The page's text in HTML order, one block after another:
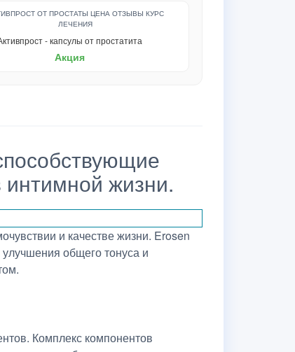
- капсулы от простатита
Акция
жизни.
и качестве жизни. Erosen
общего тонуса и
Комплекс компонентов